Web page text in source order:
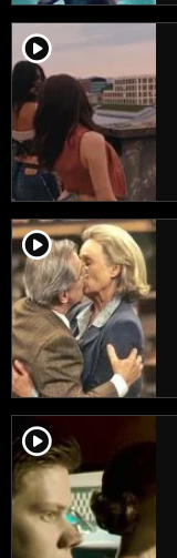
player2
player2
player2